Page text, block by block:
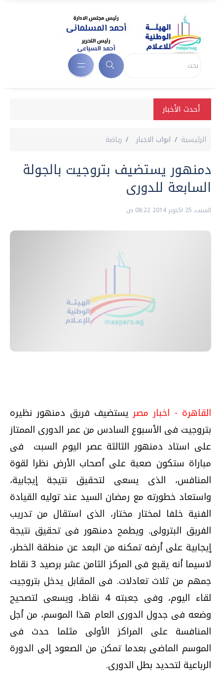
أحدث الأخبار
الرئيسية ابواب الاخبار رياضة
دمنهور يستضيف بتروجيت بالجولة
السابعة للدورى
السبت، 25 اكتوبر 2014 08:22 ص
القاهرة - اخبار مصريستضيف فريق دمنهور نظيره
بتروجيت فى الأسبوع السادس من عمر الدورى الممتاز
على استاد دمنهور الثالثة عصر اليوم السبت فى
مباراة ستكون صعبة على أصحاب الأرض نظرا لقوة
المنافس، الذى يسعى لتحقيق نتيجة إيجابية،
واستعاد خطورته مع رمضان السيد عند توليه القيادة
الفنية خلفا لمختار مختار، الذى استقال من تدريب
الفريق البترولى. ويطمح دمنهور فى تحقيق نتيجة
إيجابية على أرضه تمكنه من البعد عن منطقة الخطر،
لاسيما أنه يقبع فى المركز الثامن عشر برصيد 3 نقاط
جمهم من ثلاث تعادلات. فى المقابل يدخل بتروجيت
لقاء اليوم، وفى جعبته 4 نقاط، ويسعى لتصحيح
وضعه فى جدول الدورى العام هذا الموسم، من أجل
المنافسة على المراكز الأولى مثلما حدث فى
الموسم الماضى بعدما تمكن من الصعود إلى الدورة
الرباعية لتحديد بطل الدورى.